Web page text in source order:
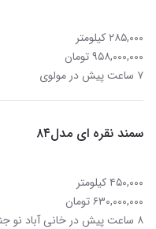
۲۸۵,۰۰۰ کیلومتر
۹۵۸,۰۰۰,۰۰۰ تومان
۷ ساعت پیش در مولوی
سمند نقره ای مدل۸۴
۴۵۰,۰۰۰ کیلومتر
۶۳۰,۰۰۰,۰۰۰ تومان
۸ ساعت پیش در خانی آباد نو جنوبی